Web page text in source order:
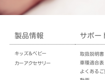
製品情報
キッズ＆ベビー
カーアクセサリー
サポー
取扱説明書
車種適合表
よくあるご